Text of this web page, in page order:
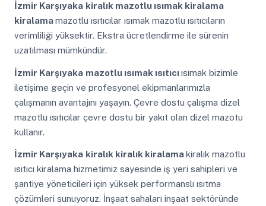
İzmir Karşıyaka kiralık mazotlu ısımak kiralama
kiralamamazotlu ısıtıcılar ısımak mazotlu ısıtıcıların
verimliliği yüksektir. Ekstra ücretlendirme ile sürenin
uzatılması mümkündür.
İzmir Karşıyaka mazotlu ısımak ısıtıcıısımak bizimle
iletişime geçin ve profesyonel ekipmanlarımızla
çalışmanın avantajını yaşayın. Çevre dostu çalışma dizel
mazotlu ısıtıcılar çevre dostu bir yakıt olan dizel mazotu
kullanır.
İzmir Karşıyaka kiralık kiralık kiralama kiralık mazotlu
ısıtıcı kiralama hizmetimiz sayesinde iş yeri sahipleri ve
şantiye yöneticileri için yüksek performanslı ısıtma
çözümleri sunuyoruz. İnşaat sahaları inşaat sektöründe